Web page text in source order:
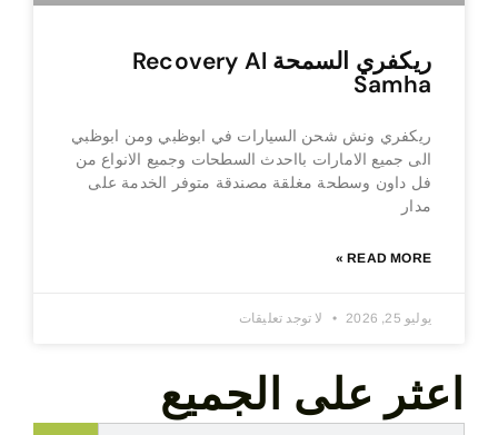
ريكفري السمحة Recovery Al
Samha
ريكفري ونش شحن السيارات في ابوظبي ومن ابوظبي
الى جميع الامارات بااحدث السطحات وجميع الانواع من
فل داون وسطحة مغلقة مصندقة متوفر الخدمة على
مدار
READ MORE »
يوليو 25, 2026 لا توجد تعليقات
اعثر على الجميع